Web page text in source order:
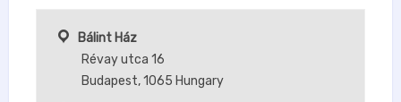
Bálint Ház
Révay utca 16
Budapest,1065 Hungary